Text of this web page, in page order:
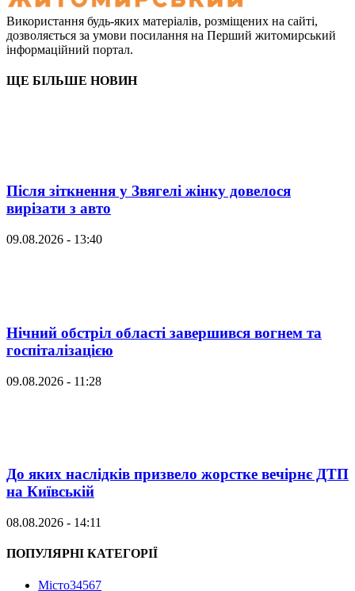
Використання будь-яких матеріалів, розміщених на сайті,
дозволяється за умови посилання на Перший житомирський
інформаційний портал.
ЩЕ БІЛЬШЕ НОВИН
Після зіткнення у Звягелі жінку довелося
вирізати з авто
09.08.2026 - 13:40
Нічний обстріл області завершився вогнем та
госпіталізацією
09.08.2026 - 11:28
До яких наслідків призвело жорстке вечірнє ДТП
на Київській
08.08.2026 - 14:11
ПОПУЛЯРНІ КАТЕГОРІЇ
Місто34567